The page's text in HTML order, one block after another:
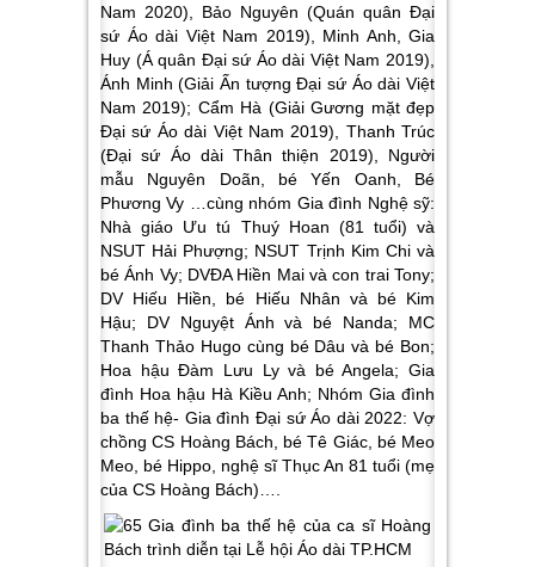
Nam 2020), Bảo Nguyên (Quán quân Đại
sứ Áo dài Việt Nam 2019), Minh Anh, Gia
Huy (Á quân Đại sứ Áo dài Việt Nam 2019),
Ánh Minh (Giải Ấn tượng Đại sứ Áo dài Việt
Nam 2019); Cẩm Hà (Giải Gương mặt đẹp
Đại sứ Áo dài Việt Nam 2019), Thanh Trúc
(Đại sứ Áo dài Thân thiện 2019), Người
mẫu Nguyên Doãn, bé Yến Oanh, Bé
Phương Vy …cùng nhóm Gia đình Nghệ sỹ:
Nhà giáo Ưu tú Thuý Hoan (81 tuổi) và
NSUT Hải Phượng; NSUT Trịnh Kim Chi và
bé Ánh Vy; DVĐA Hiền Mai và con trai Tony;
DV Hiếu Hiền, bé Hiếu Nhân và bé Kim
Hậu; DV Nguyệt Ánh và bé Nanda; MC
Thanh Thảo Hugo cùng bé Dâu và bé Bon;
Hoa hậu Đàm Lưu Ly và bé Angela; Gia
đình Hoa hậu Hà Kiều Anh; Nhóm Gia đình
ba thế hệ- Gia đình Đại sứ Áo dài 2022: Vợ
chồng CS Hoàng Bách, bé Tê Giác, bé Meo
Meo, bé Hippo, nghệ sĩ Thục An 81 tuổi (mẹ
của CS Hoàng Bách)….